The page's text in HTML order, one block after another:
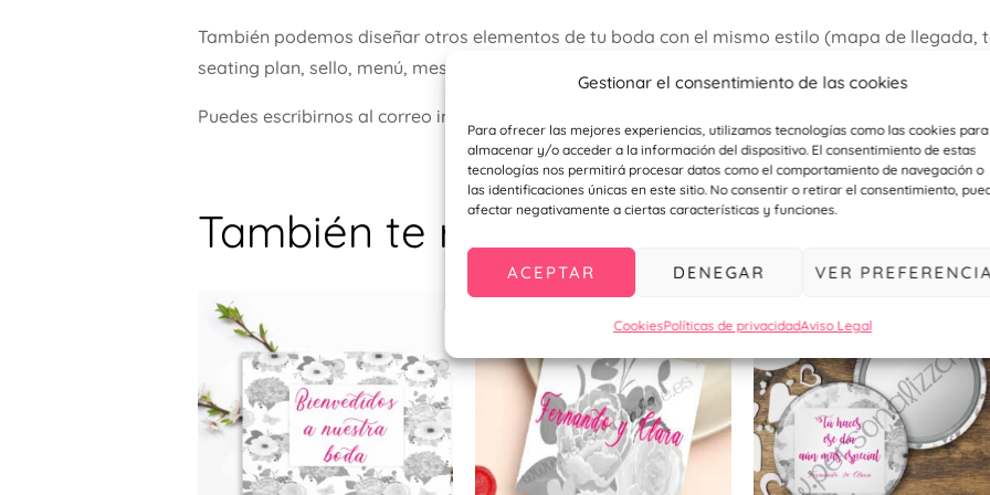
Gestionar el consentimiento de las cookies
Para ofrecer las mejores experiencias, utilizamos tecnologías como las cookies para
almacenar y/o acceder a la información del dispositivo. El consentimiento de estas
tecnologías nos permitirá procesar datos como el comportamiento de navegación o
las identificaciones únicas en este sitio. No consentir o retirar el consentimiento,
afectar negativamente a ciertas características y funciones.
ACEPTAR DENEGAR VER
CookiesPolíticas de privacidadAviso Legal
También podemos diseñar otros elementos de tu boda con el mismo estilo (mapa de llegada,
seating plan, sello, menú, meseros…)
Puedes escribirnos al correo info@personalizzate.es o envianos un WhatsApp al 954 324 593
También te recomendamos…
tiene
múltiples
variantes.
Las